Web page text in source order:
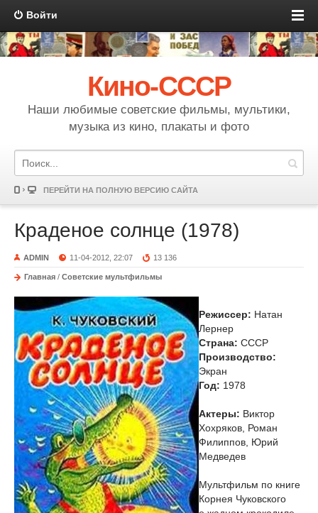
Войти
Кино-СССР
Наши любимые советские фильмы, мультики,
музыка из кино, плакаты и фото
ПЕРЕЙТИ НА ПОЛНУЮ ВЕРСИЮ САЙТА
Краденое солнце (1978)
ADMIN 11-04-2012, 22:07 13 136
Главная / Советские мультфильмы
Режиссер: Натан
Лернер
Страна: СССР
Производство:
Экран
Год: 1978
Актеры: Виктор
Хохряков, Роман
Филиппов, Юрий
Медведев
Мультфильм по книге
Корнея Чуковского